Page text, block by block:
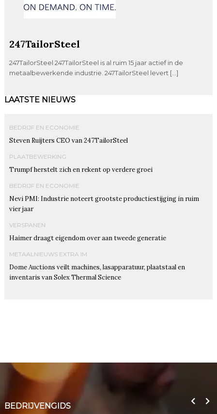
247TailorSteel
247TailorSteel 247TailorSteel is al ruim 15 jaar actief in de
metaalbewerkende industrie. 247TailorSteel levert […]
LAATSTE NIEUWS
BEDRIJF EN ECONOMIE
Steven Ruijters CEO van 247TailorSteel
PLAATBEWERKING
Trumpf herstelt zich en rekent op verdere groei
BEDRIJF EN ECONOMIE
Nevi PMI: Industrie noteert grootste productiestijging in ruim
vier jaar
VERSPANEN
Haimer draagt eigendom over aan tweede generatie
METAALNIEUWS EXTRA IM
Dome Auctions veilt machines, lasapparatuur, plaatstaal en
inventaris van Solex Thermal Science
BEDRIJVENGIDS